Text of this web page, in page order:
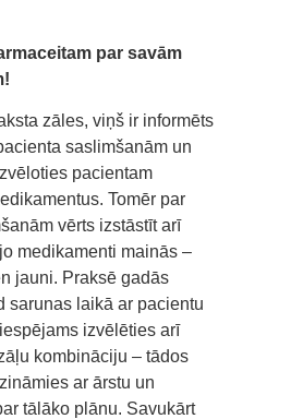
par savām
zāles, viņš ir informēts
saslimšanām un
pacientam
Tomēr par
vērts izstāstīt arī
medikamenti mainās –
jauni. Praksē gadās
sarunas laikā ar pacientu
izvēlēties arī
kombināciju – tādos
ar ārstu un
tālāko plānu. Savukārt